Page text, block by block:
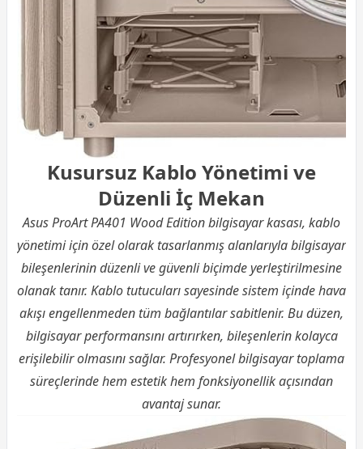
Kusursuz Kablo Yönetimi ve
Düzenli İç Mekan
Asus ProArt PA401 Wood Edition bilgisayar kasası, kablo
yönetimi için özel olarak tasarlanmış alanlarıyla bilgisayar
bileşenlerinin düzenli ve güvenli biçimde yerleştirilmesine
olanak tanır. Kablo tutucuları sayesinde sistem içinde hava
akışı engellenmeden tüm bağlantılar sabitlenir. Bu düzen,
bilgisayar performansını artırırken, bileşenlerin kolayca
erişilebilir olmasını sağlar. Profesyonel bilgisayar toplama
süreçlerinde hem estetik hem fonksiyonellik açısından
avantaj sunar.